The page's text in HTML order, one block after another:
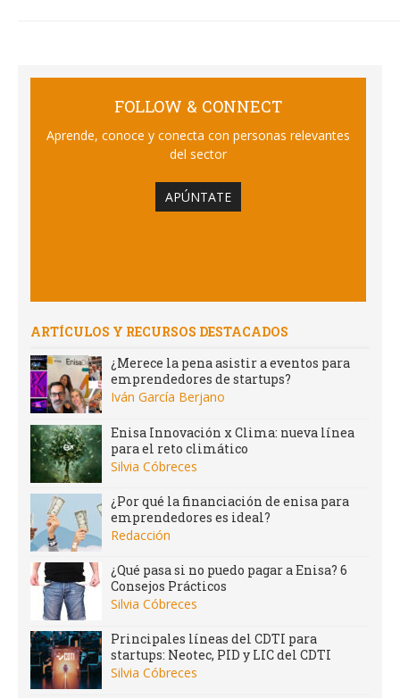
FOLLOW & CONNECT
Aprende, conoce y conecta con personas relevantes
del sector
APÚNTATE
ARTÍCULOS Y RECURSOS DESTACADOS
¿Merece la pena asistir a eventos para
emprendedores de startups?
Iván García Berjano
Enisa Innovación x Clima: nueva línea
para el reto climático
Silvia Cóbreces
¿Por qué la financiación de enisa para
emprendedores es ideal?
Redacción
¿Qué pasa si no puedo pagar a Enisa? 6
Consejos Prácticos
Silvia Cóbreces
Principales líneas del CDTI para
startups: Neotec, PID y LIC del CDTI
Silvia Cóbreces